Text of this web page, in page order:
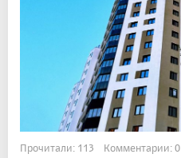
Прочитали: 113 Комментарии: 0